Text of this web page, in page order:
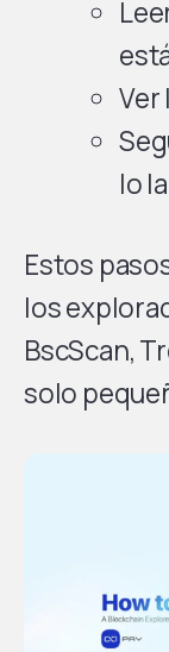
Ver
lo
Estos
los
BscScan,
solo